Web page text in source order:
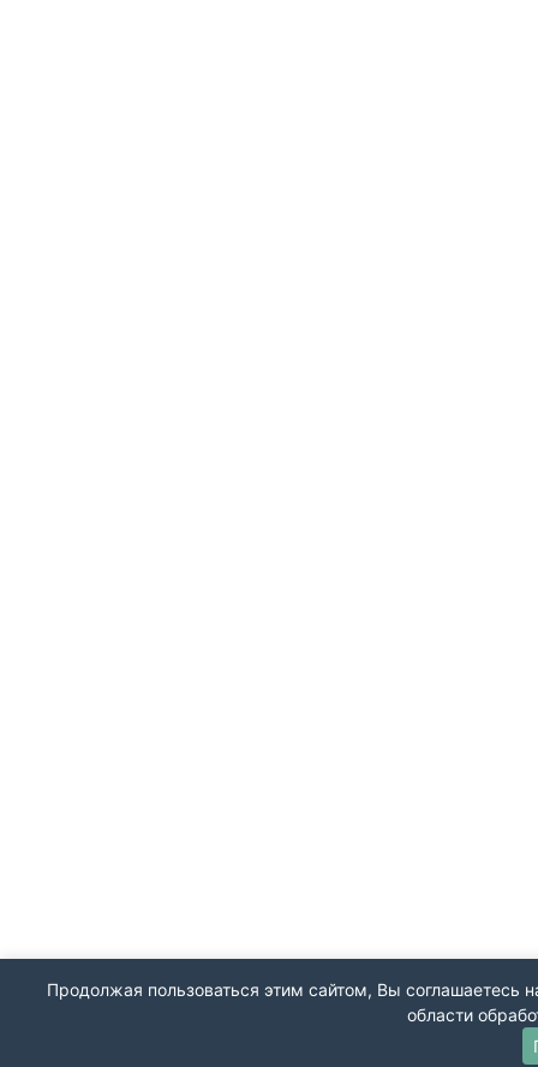
Продолжая пользоваться этим сайтом, Вы соглашаетесь
области